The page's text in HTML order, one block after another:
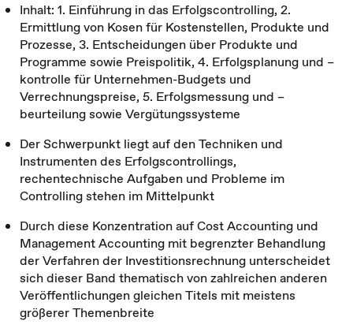
Inhalt: 1. Einführung in das Erfolgscontrolling, 2.
Ermittlung von Kosen für Kostenstellen, Produkte und
Prozesse, 3. Entscheidungen über Produkte und
Programme sowie Preispolitik, 4. Erfolgsplanung und –
kontrolle für Unternehmen-Budgets und
Verrechnungspreise, 5. Erfolgsmessung und –
beurteilung sowie Vergütungssysteme
Der Schwerpunkt liegt auf den Techniken und
Instrumenten des Erfolgscontrollings,
rechentechnische Aufgaben und Probleme im
Controlling stehen im Mittelpunkt
Durch diese Konzentration auf Cost Accounting und
Management Accounting mit begrenzter Behandlung
der Verfahren der Investitionsrechnung unterscheidet
sich dieser Band thematisch von zahlreichen anderen
Veröffentlichungen gleichen Titels mit meistens
größerer Themenbreite